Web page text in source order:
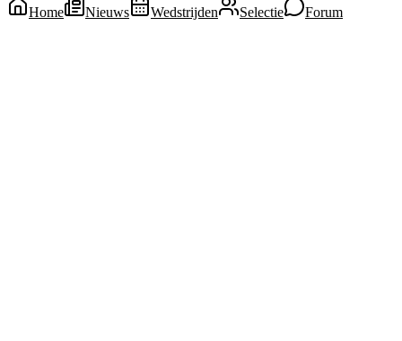
Home Nieuws Wedstrijden Selectie Forum